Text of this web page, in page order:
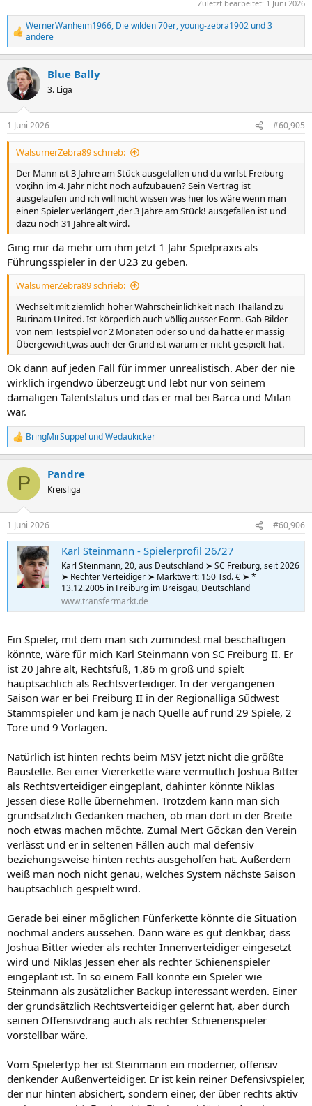
Zuletzt bearbeitet: 1 Juni 2026
R
e
a
k
t
i
o
n
e
n
WernerWanheim1966, Die wilden 70er,young-zebra1902 und 3
andere
Blue Bally
3. Liga
1 Juni 2026 #60,905
WalsumerZebra89 schrieb:
Der Mann ist 3 Jahre am Stück ausgefallen und du wirfst Freiburg
vor,ihn im 4. Jahr nicht noch aufzubauen? Sein Vertrag ist
ausgelaufen und ich will nicht wissen was hier los wäre wenn man
einen Spieler verlängert ,der 3 Jahre am Stück! ausgefallen ist und
dazu noch 31 Jahre alt wird.
Ging mir da mehr um ihm jetzt 1 Jahr Spielpraxis als
Führungsspieler in der U23 zu geben.
WalsumerZebra89 schrieb:
Wechselt mit ziemlich hoher Wahrscheinlichkeit nach Thailand zu
Burinam United. Ist körperlich auch völlig ausser Form. Gab Bilder
von nem Testspiel vor 2 Monaten oder so und da hatte er massig
Übergewicht,was auch der Grund ist warum er nicht gespielt hat.
Ok dann auf jeden Fall für immer unrealistisch. Aber der nie
wirklich irgendwo überzeugt und lebt nur von seinem
damaligen Talentstatus und das er mal bei Barca und Milan
war.
R
e
k
i
e
n
BringMirSuppe! undWedaukicker
P Pandre
Kreisliga
1 Juni 2026 #60,906
Karl Steinmann - Spielerprofil 26/27
Karl Steinmann, 20, aus Deutschland ➤ SC Freiburg, seit 2026
➤ Rechter Verteidiger ➤ Marktwert: 150 Tsd. € ➤ *
13.12.2005 in Freiburg im Breisgau, Deutschland
www.transfermarkt.de
Ein Spieler, mit dem man sich zumindest mal beschäftigen
könnte, wäre für mich Karl Steinmann von SC Freiburg II. Er
ist 20 Jahre alt, Rechtsfuß, 1,86 m groß und spielt
hauptsächlich als Rechtsverteidiger. In der vergangenen
Saison war er bei Freiburg II in der Regionalliga Südwest
Stammspieler und kam je nach Quelle auf rund 29 Spiele, 2
Tore und 9 Vorlagen.
Natürlich ist hinten rechts beim MSV jetzt nicht die größte
Baustelle. Bei einer Viererkette wäre vermutlich Joshua Bitter
als Rechtsverteidiger eingeplant, dahinter könnte Niklas
Jessen diese Rolle übernehmen. Trotzdem kann man sich
grundsätzlich Gedanken machen, ob man dort in der Breite
noch etwas machen möchte. Zumal Mert Göckan den Verein
verlässt und er in seltenen Fällen auch mal defensiv
beziehungsweise hinten rechts ausgeholfen hat. Außerdem
weiß man noch nicht genau, welches System nächste Saison
hauptsächlich gespielt wird.
Gerade bei einer möglichen Fünferkette könnte die Situation
nochmal anders aussehen. Dann wäre es gut denkbar, dass
Joshua Bitter wieder als rechter Innenverteidiger eingesetzt
wird und Niklas Jessen eher als rechter Schienenspieler
eingeplant ist. In so einem Fall könnte ein Spieler wie
Steinmann als zusätzlicher Backup interessant werden. Einer
der grundsätzlich Rechtsverteidiger gelernt hat, aber durch
seinen Offensivdrang auch als rechter Schienenspieler
vorstellbar wäre.
Vom Spielertyp her ist Steinmann ein moderner, offensiv
denkender Außenverteidiger. Er ist kein reiner Defensivspieler,
der nur hinten absichert, sondern einer, der über rechts aktiv